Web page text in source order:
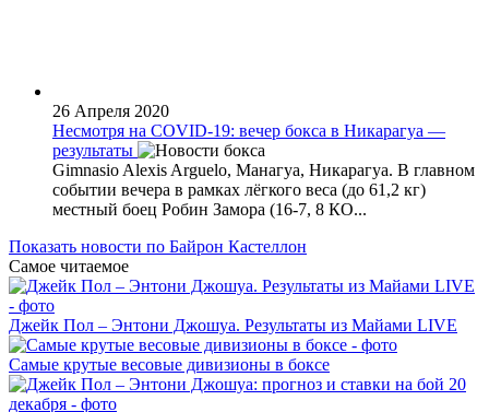
26 Апреля 2020
Несмотря на COVID-19: вечер бокса в Никарагуа —
результаты
Gimnasio Alexis Arguelo, Манагуа, Никарагуа. В главном
событии вечера в рамках лёгкого веса (до 61,2 кг)
местный боец Робин Замора (16-7, 8 КО...
Показать новости по Байрон Кастеллон
Самое читаемое
Джейк Пол – Энтони Джошуа. Результаты из Майами LIVE
Самые крутые весовые дивизионы в боксе